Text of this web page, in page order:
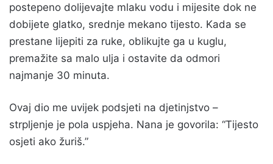
postepeno dolijevajte mlaku vodu i mijesite dok ne
dobijete glatko, srednje mekano tijesto. Kada se
prestane lijepiti za ruke, oblikujte ga u kuglu,
premažite sa malo ulja i ostavite da odmori
najmanje 30 minuta.
Ovaj dio me uvijek podsjeti na djetinjstvo –
strpljenje je pola uspjeha. Nana je govorila: “Tijesto
osjeti ako žuriš.”